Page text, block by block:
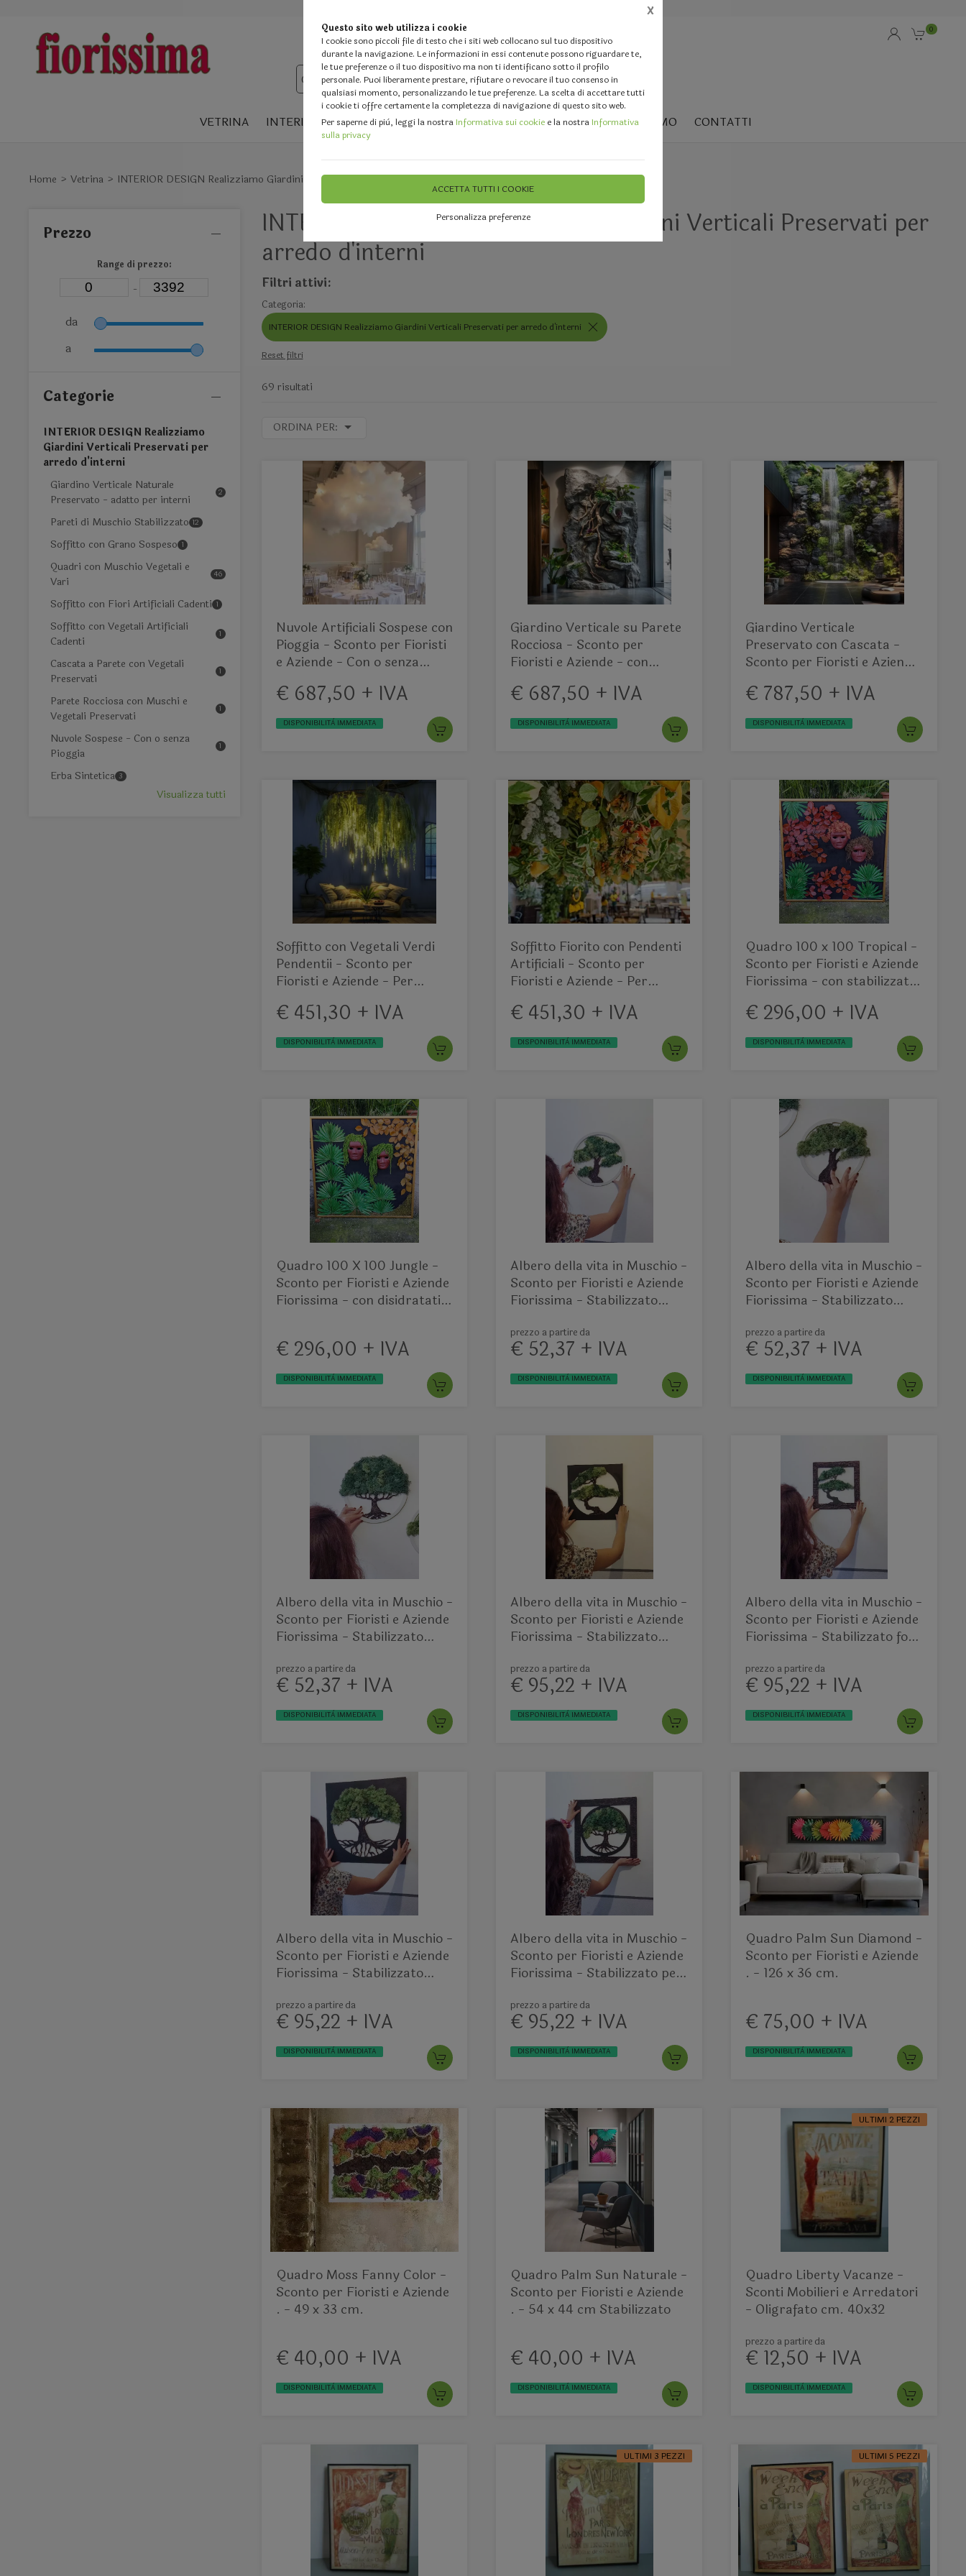
Questo sito web utilizza i cookie
I cookie sono piccoli file di testo che i siti web collocano sul tuo dispositivo
durante la navigazione. Le informazioni in essi contenute possono riguardare te,
le tue preferenze o il tuo dispositivo ma non ti identificano sotto il profilo
personale. Puoi liberamente prestare, rifiutare o revocare il tuo consenso in
qualsiasi momento, personalizzando le tue preferenze. La scelta di accettare tutti
i cookie ti offre certamente la completezza di navigazione di questo sito web.
Per saperne di più, leggi la nostraInformativa sui cookie e la nostraInformativa
sulla privacy
ACCETTA TUTTI I COOKIE
Personalizza preferenze
X
0
VETRINA INTERIOR DESIGN GALLERY DOVE SIAMO FEEDBACK CHI SIAMO CONTATTI
Home Vetrina INTERIOR DESIGN Realizziamo Giardini Verticali Preservati per arredo d'interni
Prezzo
Range di prezzo:
-
da
a
Categorie
INTERIOR DESIGN Realizziamo
Giardini Verticali Preservati per
arredo d'interni
Giardino Verticale Naturale
Preservato - adatto per interni
2
Pareti di Muschio Stabilizzato 12
Soffitto con Grano Sospeso 1
Quadri con Muschio Vegetali e
Vari
46
Soffitto con Fiori Artificiali Cadenti 1
Soffitto con Vegetali Artificiali
Cadenti
1
Cascata a Parete con Vegetali
Preservati
1
Parete Rocciosa con Muschi e
Vegetali Preservati
1
Nuvole Sospese - Con o senza
Pioggia
1
Erba Sintetica 3
Visualizza tutti
INTERIOR DESIGN Realizziamo Giardini Verticali Preservati per
arredo d'interni
Filtri attivi:
Categoria:
INTERIOR DESIGN Realizziamo Giardini Verticali Preservati per arredo d'interni
Reset filtri
69 risultati
ORDINA PER:
Nuvole Artificiali Sospese con
Pioggia - Sconto per Fioristi
e Aziende - Con o senza
€ 687,50 + IVA
DISPONIBILITÀ IMMEDIATA
Giardino Verticale su Parete
Rocciosa - Sconto per
Fioristi e Aziende - con
€ 687,50 + IVA
DISPONIBILITÀ IMMEDIATA
Giardino Verticale
Preservato con Cascata -
Sconto per Fioristi e Azienda
€ 787,50 + IVA
DISPONIBILITÀ IMMEDIATA
Soffitto con Vegetali Verdi
Pendentii - Sconto per
Fioristi e Aziende - Per
€ 451,30 + IVA
DISPONIBILITÀ IMMEDIATA
Soffitto Fiorito con Pendenti
Artificiali - Sconto per
Fioristi e Aziende - Per
€ 451,30 + IVA
DISPONIBILITÀ IMMEDIATA
Quadro 100 x 100 Tropical -
Sconto per Fioristi e Aziende
Fiorissima - con stabilizzatie
€ 296,00 + IVA
DISPONIBILITÀ IMMEDIATA
Quadro 100 X 100 Jungle -
Sconto per Fioristi e Aziende
Fiorissima - con disidratati e
€ 296,00 + IVA
DISPONIBILITÀ IMMEDIATA
Albero della vita in Muschio -
Sconto per Fioristi e Aziende
Fiorissima - Stabilizzato
prezzo a partire da
€ 52,37 + IVA
DISPONIBILITÀ IMMEDIATA
Albero della vita in Muschio -
Sconto per Fioristi e Aziende
Fiorissima - Stabilizzato
prezzo a partire da
€ 52,37 + IVA
DISPONIBILITÀ IMMEDIATA
Albero della vita in Muschio -
Sconto per Fioristi e Aziende
Fiorissima - Stabilizzato
prezzo a partire da
€ 52,37 + IVA
DISPONIBILITÀ IMMEDIATA
Albero della vita in Muschio -
Sconto per Fioristi e Aziende
Fiorissima - Stabilizzato
prezzo a partire da
€ 95,22 + IVA
DISPONIBILITÀ IMMEDIATA
Albero della vita in Muschio -
Sconto per Fioristi e Aziende
Fiorissima - Stabilizzato foro
prezzo a partire da
€ 95,22 + IVA
DISPONIBILITÀ IMMEDIATA
Albero della vita in Muschio -
Sconto per Fioristi e Aziende
Fiorissima - Stabilizzato
prezzo a partire da
€ 95,22 + IVA
DISPONIBILITÀ IMMEDIATA
Albero della vita in Muschio -
Sconto per Fioristi e Aziende
Fiorissima - Stabilizzato per
prezzo a partire da
€ 95,22 + IVA
DISPONIBILITÀ IMMEDIATA
Quadro Palm Sun Diamond -
Sconto per Fioristi e Aziende
. - 126 x 36 cm.
€ 75,00 + IVA
DISPONIBILITÀ IMMEDIATA
Quadro Moss Fanny Color -
Sconto per Fioristi e Aziende
. - 49 x 33 cm.
€ 40,00 + IVA
DISPONIBILITÀ IMMEDIATA
Quadro Palm Sun Naturale -
Sconto per Fioristi e Aziende
. - 54 x 44 cm Stabilizzato
€ 40,00 + IVA
DISPONIBILITÀ IMMEDIATA
ULTIMI 2 PEZZI
Quadro Liberty Vacanze -
Sconti Mobilieri e Arredatori
- Oligrafato cm. 40x32
prezzo a partire da
€ 12,50 + IVA
DISPONIBILITÀ IMMEDIATA
ULTIMI 3 PEZZI ULTIMI 5 PEZZI